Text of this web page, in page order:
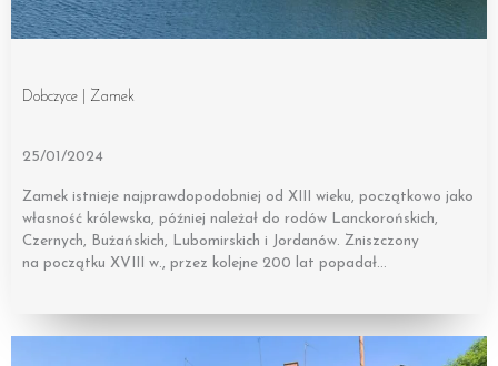
Dobczyce | Zamek
25/01/2024
Zamek istnieje najprawdopodobniej od XIII wieku, początkowo jako
własność królewska, później należał do rodów Lanckorońskich,
Czernych, Bużańskich, Lubomirskich i Jordanów. Zniszczony
na początku XVIII w., przez kolejne 200 lat popadał…